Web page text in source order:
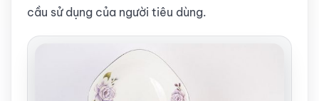
cầu sử dụng của người tiêu dùng.